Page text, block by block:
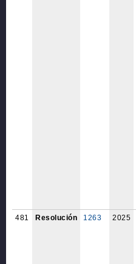
481 Resolución 1263 2025